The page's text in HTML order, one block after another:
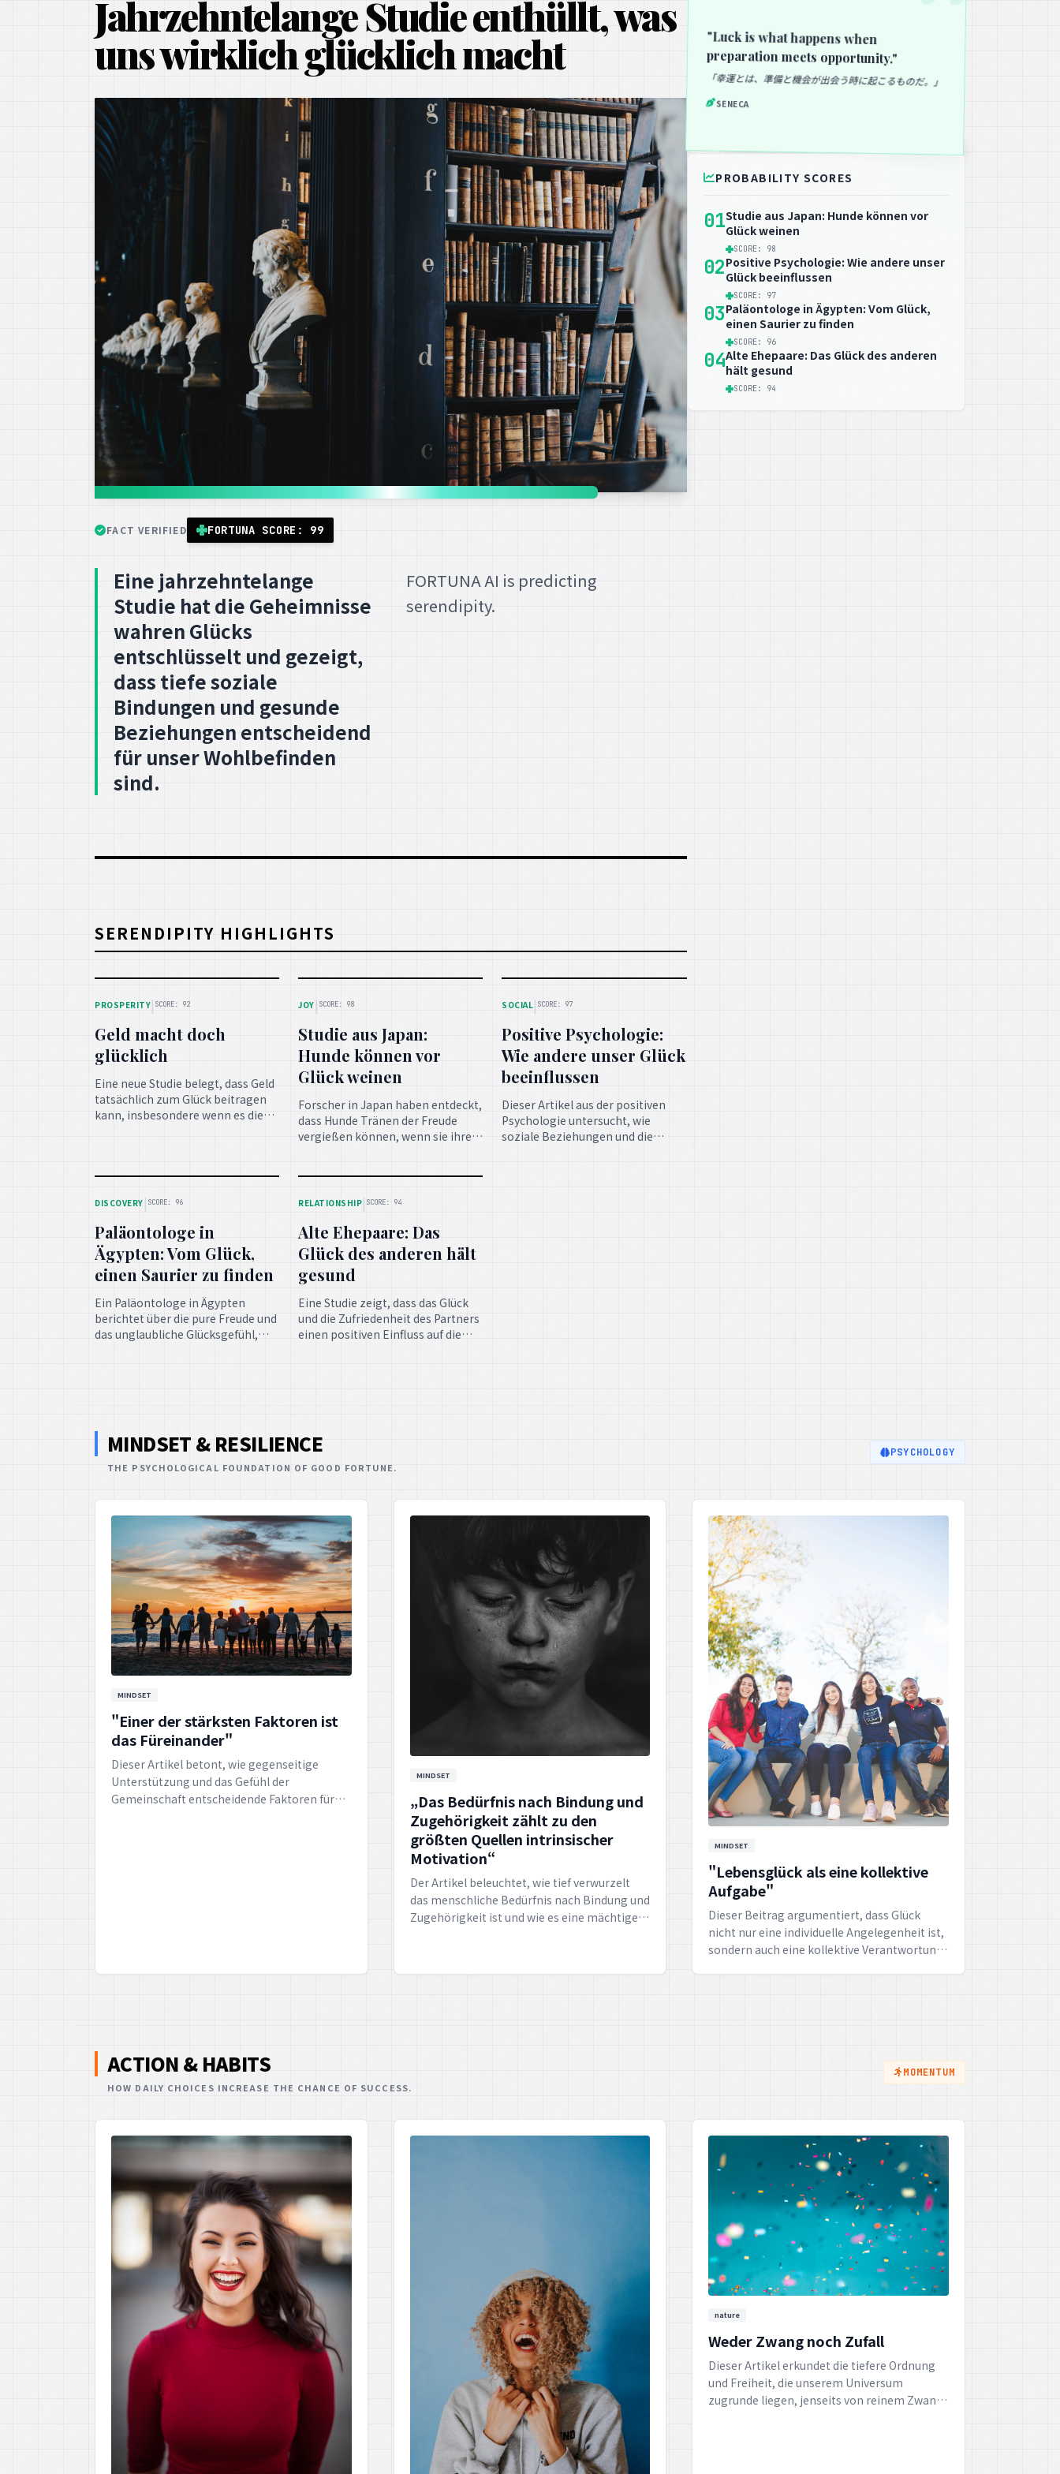
Jahrzehntelange Studie enthüllt, was
uns wirklich glücklich macht
FACT VERIFIED FORTUNA SCORE: 99
Eine jahrzehntelange
Studie hat die Geheimnisse
wahren Glücks
entschlüsselt und gezeigt,
dass tiefe soziale
Bindungen und gesunde
Beziehungen entscheidend
für unser Wohlbefinden
sind.
FORTUNA AI is predicting
serendipity.
SERENDIPITY HIGHLIGHTS
PROSPERITY| SCORE: 92
Geld macht doch
glücklich
Eine neue Studie belegt, dass Geld
tatsächlich zum Glück beitragen
kann, insbesondere wenn es die
JOY | SCORE: 98
Studie aus Japan:
Hunde können vor
Glück weinen
Forscher in Japan haben entdeckt,
dass Hunde Tränen der Freude
vergießen können, wenn sie ihre
Tier unterstreicht.
SOCIAL| SCORE: 97
Positive Psychologie:
Wie andere unser Glück
beeinflussen
Dieser Artikel aus der positiven
Psychologie untersucht, wie
soziale Beziehungen und die
DISCOVERY | SCORE: 96
Paläontologe in
Ägypten: Vom Glück,
einen Saurier zu finden
Ein Paläontologe in Ägypten
berichtet über die pure Freude und
das unglaubliche Glücksgefühl,
RELATIONSHIP| SCORE: 94
Alte Ehepaare: Das
Glück des anderen hält
gesund
Eine Studie zeigt, dass das Glück
und die Zufriedenheit des Partners
einen positiven Einfluss auf die
"Luck is what happens when
preparation meets opportunity."
「幸運とは、準備と機会が出会う時に起こるものだ。」
SENECA
PROBABILITY SCORES
01Studie aus Japan: Hunde können vor
Glück weinen
SCORE: 98
02Positive Psychologie: Wie andere unser
Glück beeinflussen
SCORE: 97
03Paläontologe in Ägypten: Vom Glück,
einen Saurier zu finden
SCORE: 96
04Alte Ehepaare: Das Glück des anderen
hält gesund
SCORE: 94
MINDSET & RESILIENCE
THE PSYCHOLOGICAL FOUNDATION OF GOOD FORTUNE.
PSYCHOLOGY
MINDSET
"Einer der stärksten Faktoren ist
das Füreinander"
Dieser Artikel betont, wie gegenseitige
Unterstützung und das Gefühl der
Gemeinschaft entscheidende Faktoren für
MINDSET
„Das Bedürfnis nach Bindung und
Zugehörigkeit zählt zu den
größten Quellen intrinsischer
Motivation“
Der Artikel beleuchtet, wie tief verwurzelt
das menschliche Bedürfnis nach Bindung und
Zugehörigkeit ist und wie es eine mächtige
MINDSET
"Lebensglück als eine kollektive
Aufgabe"
Dieser Beitrag argumentiert, dass Glück
nicht nur eine individuelle Angelegenheit ist,
sondern auch eine kollektive Verantwortung.
ACTION & HABITS
HOW DAILY CHOICES INCREASE THE CHANCE OF SUCCESS.
MOMENTUM
nature
Weder Zwang noch Zufall
Dieser Artikel erkundet die tiefere Ordnung
und Freiheit, die unserem Universum
zugrunde liegen, jenseits von reinem Zwang